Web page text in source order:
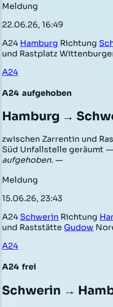
Meldung
22.06.26, 16:49
A24 Hamburg Richtung
und Rastplatz
A24
A24 aufgehoben
Hamburg →
zwischen Zarrentin und
Süd Unfallstelle geräumt —
aufgehoben. —
Meldung
15.06.26, 23:43
A24 Schwerin Richtung
und Raststätte Gudow
A24
A24 frei
Schwerin →